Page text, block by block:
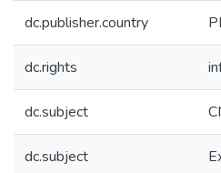
dc.publisher.country
dc.rights
dc.subject
dc.subject